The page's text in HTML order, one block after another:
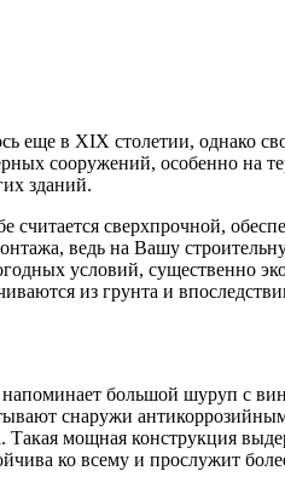
еще в ХIХ столетии, однако
сооружений, особенно на
зданий.
считается сверхпрочной,
ведь на Вашу
условий, существенно
из грунта и
большой шуруп с
снаружи
Такая мощная конструкция
ко всему и прослужит